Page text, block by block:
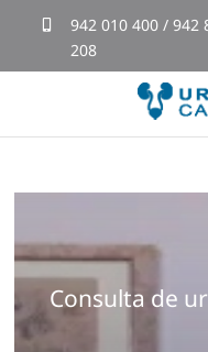
942 010 400 / 942
208
Equipo Médico
Tratamientos
Consulta de